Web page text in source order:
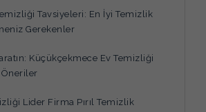
Tavsiyeleri: En İyi Temizlik
Gerekenler
Küçükçekmece Ev Temizliği
Lider Firma Pırıl Temizlik